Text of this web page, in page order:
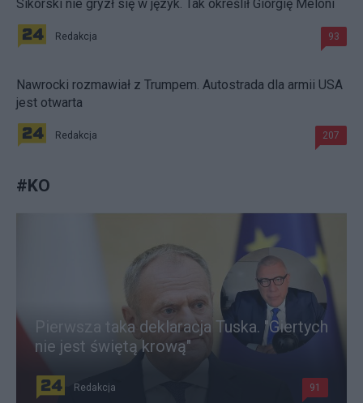
Sikorski nie gryzł się w język. Tak określił Giorgię Meloni
Redakcja 93
Nawrocki rozmawiał z Trumpem. Autostrada dla armii USA
jest otwarta
Redakcja 207
#KO
Pierwsza taka deklaracja Tuska. "Giertych
nie jest świętą krową"
Redakcja 91